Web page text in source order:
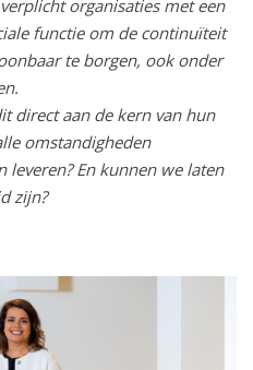
organisaties met een
functie om de continuïteit
te borgen, ook onder
direct aan de kern van hun
omstandigheden
En kunnen we laten
zijn?